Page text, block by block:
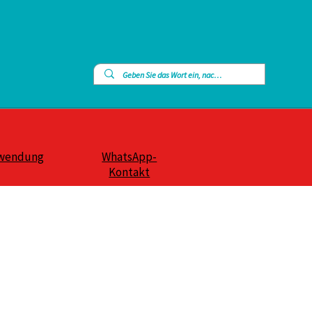
WhatsApp-
Kontakt